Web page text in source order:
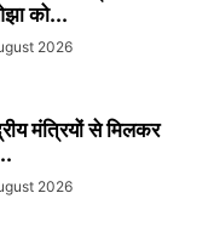
को...
2026
मंत्रियों से मिलकर
2026